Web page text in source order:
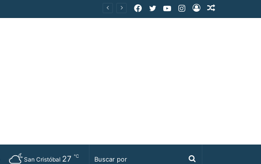
Publicación
Acceso
Instagram
YouTube
Twitter
Facebook
Buscar
San Cristóbal 27 ℃